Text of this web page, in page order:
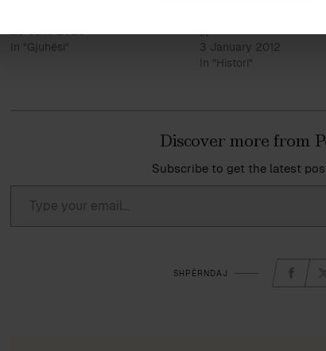
29 June 2020
In "Gjuhësi"
(I)
3 January 2012
In "Histori"
Discover more from
Subscribe to get the latest
Type your email…
SHPËRNDAJ